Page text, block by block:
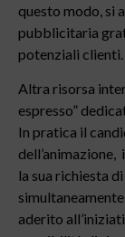
questo modo, si
pubblicitaria
potenziali clienti.
Altra risorsa
espresso”
In pratica il
la sua richiesta
aderito